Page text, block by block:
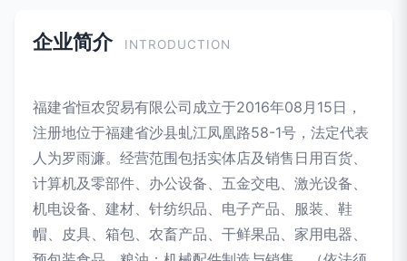
企业简介 INTRODUCTION
福建省恒农贸易有限公司成立于2016年08月15日，
注册地位于福建省沙县虬江凤凰路58-1号，法定代表
人为罗雨濂。经营范围包括实体店及销售日用百货、
计算机及零部件、办公设备、五金交电、激光设备、
机电设备、建材、针纺织品、电子产品、服装、鞋
帽、皮具、箱包、农畜产品、干鲜果品、家用电器、